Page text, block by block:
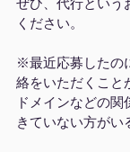
ください。
※最近応募したの
絡をいただくこと
ドメインなどの
きていない方がい